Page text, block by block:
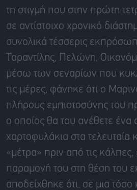
τη στιγμή που στην πρώτη
σε αντίστοιχο χρονικό
συνολικά τέσσερις
Ταραντίλης, Πελώνη,
μέσω των σεναρίων που
τις μέρες, φάνηκε ότι ο
πλήρους εμπιστοσύνης του
ο οποίος θα του ανέθετε ένα
χαρτοφυλάκια στα τελευταία
«μέτρα» πριν από τις
παραμονή του στη θέση του
αποδείχθηκε ότι, σε μια τόσο